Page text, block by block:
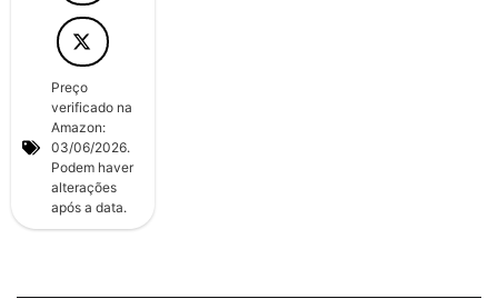
Preço
verificado na
Amazon:
03/06/2026.
Podem haver
alterações
após a data.